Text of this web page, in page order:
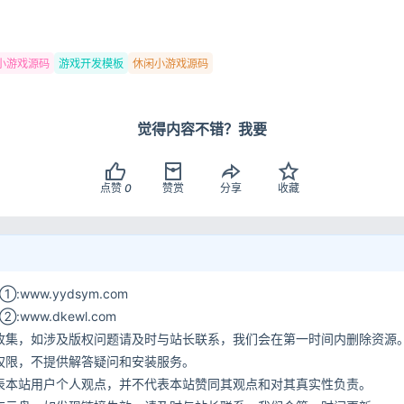
游戏源码 游戏开发模板 休闲小游戏源码
觉得内容不错？我要
点赞 0 赞赏 分享 收藏
①:www.yydsym.com
②:www.dkewl.com
，如涉及版权问题请及时与站长联系，我们会在第一时间内删除资源。
，不提供解答疑问和安装服务。
站用户个人观点，并不代表本站赞同其观点和对其真实性负责。